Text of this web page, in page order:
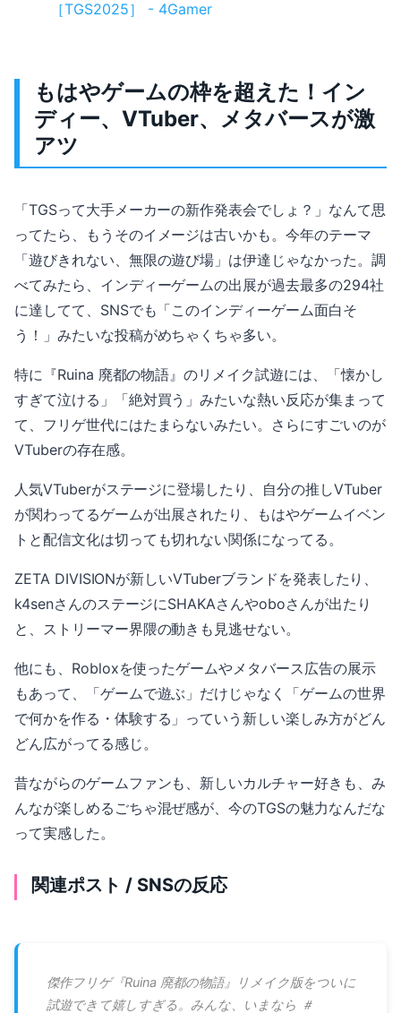
［TGS2025］ - 4Gamer
もはやゲームの枠を超えた！イン
ディー、VTuber、メタバースが激
アツ
「TGSって大手メーカーの新作発表会でしょ？」なんて思
ってたら、もうそのイメージは古いかも。今年のテーマ
「遊びきれない、無限の遊び場」は伊達じゃなかった。調
べてみたら、インディーゲームの出展が過去最多の294社
に達してて、SNSでも「このインディーゲーム面白そ
う！」みたいな投稿がめちゃくちゃ多い。
特に『Ruina 廃都の物語』のリメイク試遊には、「懐かし
すぎて泣ける」「絶対買う」みたいな熱い反応が集まって
て、フリゲ世代にはたまらないみたい。さらにすごいのが
VTuberの存在感。
人気VTuberがステージに登場したり、自分の推しVTuber
が関わってるゲームが出展されたり、もはやゲームイベン
トと配信文化は切っても切れない関係になってる。
ZETA DIVISIONが新しいVTuberブランドを発表したり、
k4senさんのステージにSHAKAさんやoboさんが出たり
と、ストリーマー界隈の動きも見逃せない。
他にも、Robloxを使ったゲームやメタバース広告の展示
もあって、「ゲームで遊ぶ」だけじゃなく「ゲームの世界
で何かを作る・体験する」っていう新しい楽しみ方がどん
どん広がってる感じ。
昔ながらのゲームファンも、新しいカルチャー好きも、み
んなが楽しめるごちゃ混ぜ感が、今のTGSの魅力なんだな
って実感した。
関連ポスト / SNSの反応
傑作フリゲ『Ruina 廃都の物語』リメイク版をついに
試遊できて嬉しすぎる。みんな、いまなら ＃